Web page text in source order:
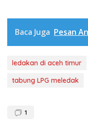
Baca Juga Pesan
ledakan di aceh timur
tabung LPG meledak
1